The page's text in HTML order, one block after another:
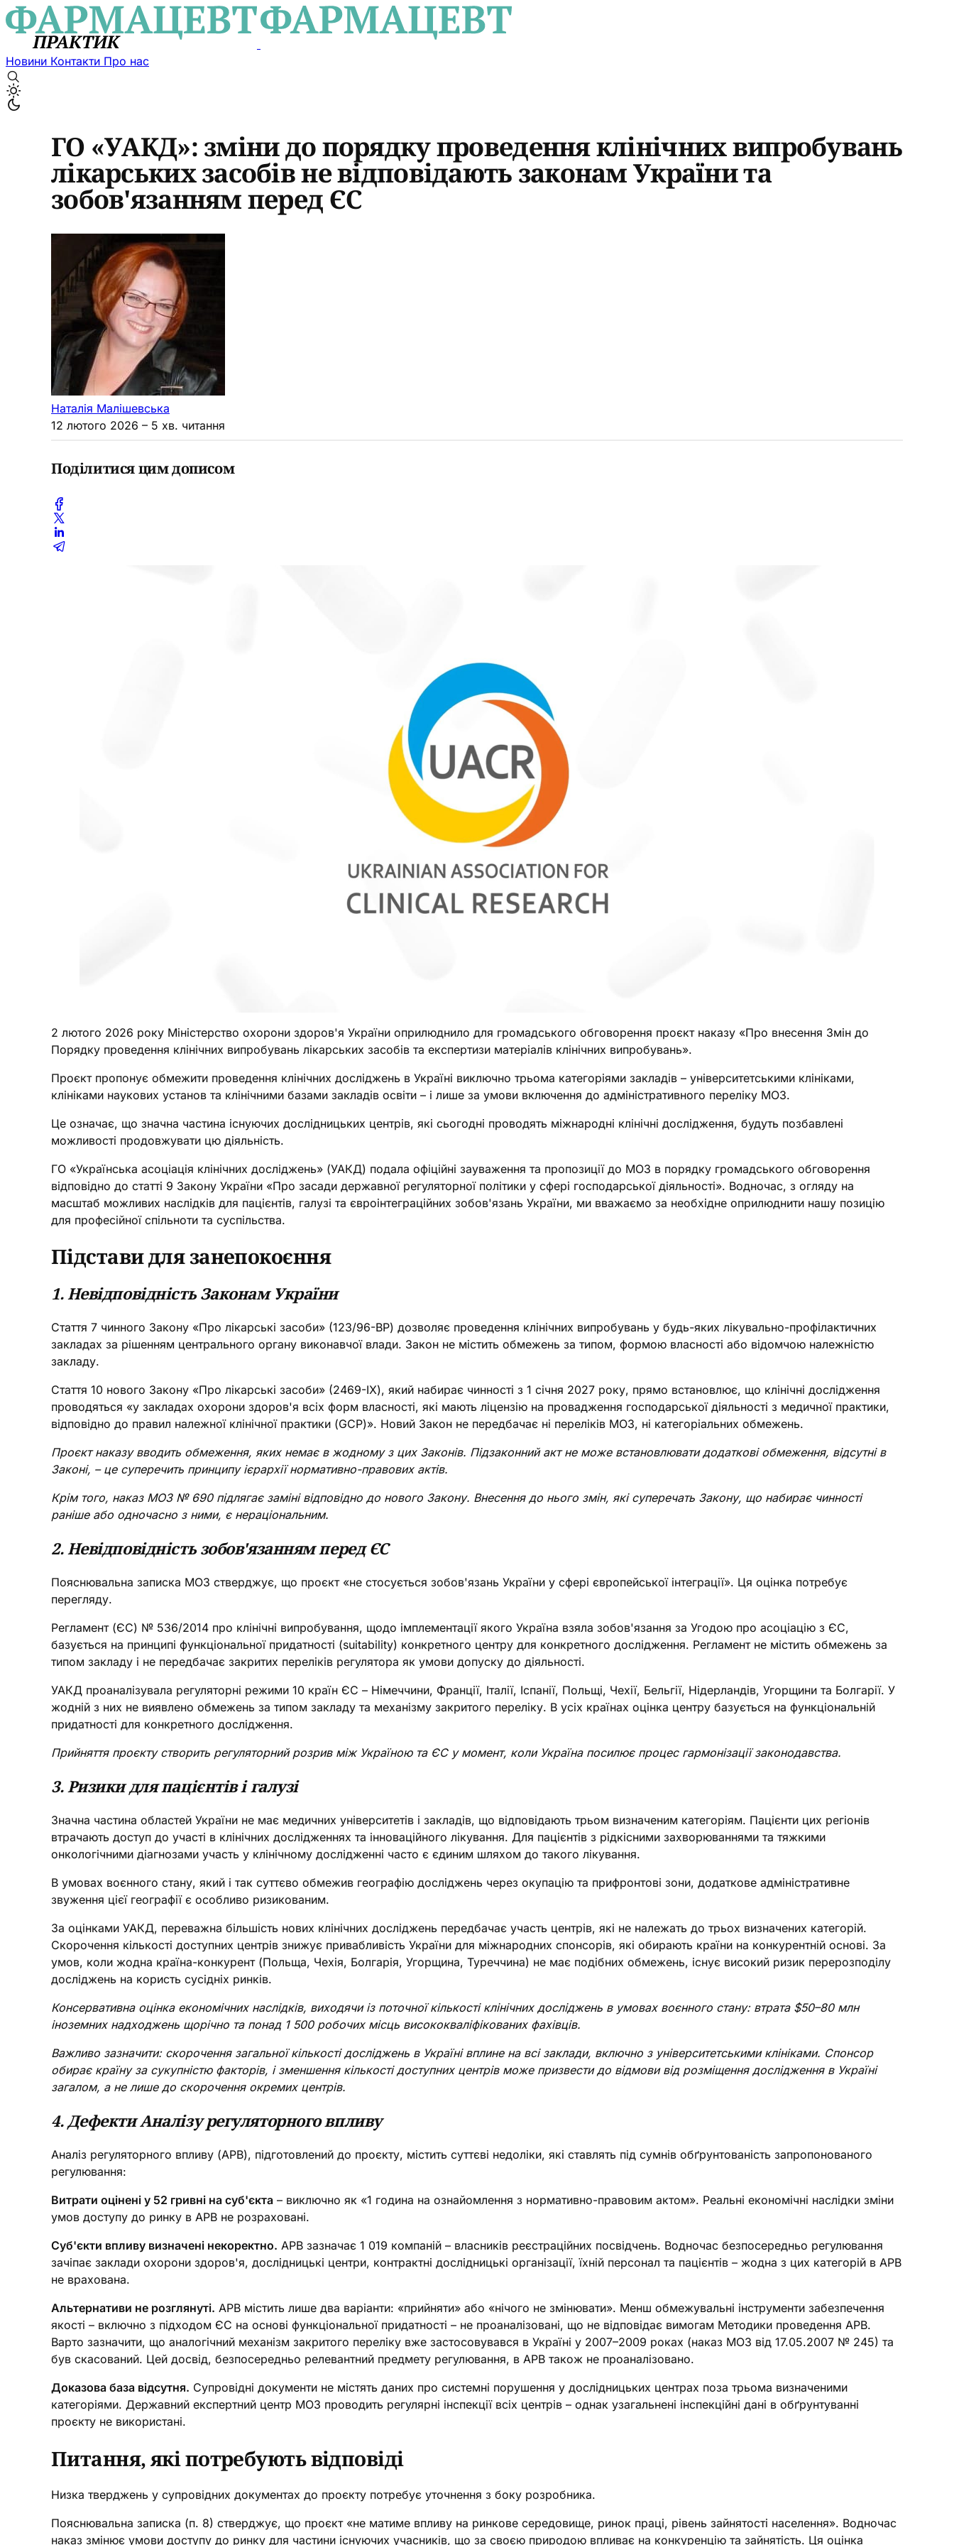
Новини Контакти Про нас
ГО «УАКД»: зміни до порядку проведення клінічних випробувань
лікарських засобів не відповідають законам України та
зобов'язанням перед ЄС
Наталія Малішевська
12 лютого 2026 – 5 хв. читання
Поділитися цим дописом
2 лютого 2026 року Міністерство охорони здоров'я України оприлюднило для громадського обговорення проєкт наказу «Про внесення Змін до
Порядку проведення клінічних випробувань лікарських засобів та експертизи матеріалів клінічних випробувань».
Проєкт пропонує обмежити проведення клінічних досліджень в Україні виключно трьома категоріями закладів – університетськими клініками,
клініками наукових установ та клінічними базами закладів освіти – і лише за умови включення до адміністративного переліку МОЗ.
Це означає, що значна частина існуючих дослідницьких центрів, які сьогодні проводять міжнародні клінічні дослідження, будуть позбавлені
можливості продовжувати цю діяльність.
ГО «Українська асоціація клінічних досліджень» (УАКД) подала офіційні зауваження та пропозиції до МОЗ в порядку громадського обговорення
відповідно до статті 9 Закону України «Про засади державної регуляторної політики у сфері господарської діяльності». Водночас, з огляду на
масштаб можливих наслідків для пацієнтів, галузі та євроінтеграційних зобов'язань України, ми вважаємо за необхідне оприлюднити нашу позицію
для професійної спільноти та суспільства.
Підстави для занепокоєння
1. Невідповідність Законам України
Стаття 7 чинного Закону «Про лікарські засоби» (123/96-ВР) дозволяє проведення клінічних випробувань у будь-яких лікувально-профілактичних
закладах за рішенням центрального органу виконавчої влади. Закон не містить обмежень за типом, формою власності або відомчою належністю
закладу.
Стаття 10 нового Закону «Про лікарські засоби» (2469-IX), який набирає чинності з 1 січня 2027 року, прямо встановлює, що клінічні дослідження
проводяться «у закладах охорони здоров'я всіх форм власності, які мають ліцензію на провадження господарської діяльності з медичної практики,
відповідно до правил належної клінічної практики (GCP)». Новий Закон не передбачає ні переліків МОЗ, ні категоріальних обмежень.
Проєкт наказу вводить обмеження, яких немає в жодному з цих Законів. Підзаконний акт не може встановлювати додаткові обмеження, відсутні в
Законі, – це суперечить принципу ієрархії нормативно-правових актів.
Крім того, наказ МОЗ № 690 підлягає заміні відповідно до нового Закону. Внесення до нього змін, які суперечать Закону, що набирає чинності
раніше або одночасно з ними, є нераціональним.
2. Невідповідність зобов'язанням перед ЄС
Пояснювальна записка МОЗ стверджує, що проєкт «не стосується зобов'язань України у сфері європейської інтеграції». Ця оцінка потребує
перегляду.
Регламент (ЄС) № 536/2014 про клінічні випробування, щодо імплементації якого Україна взяла зобов'язання за Угодою про асоціацію з ЄС,
базується на принципі функціональної придатності (suitability) конкретного центру для конкретного дослідження. Регламент не містить обмежень за
типом закладу і не передбачає закритих переліків регулятора як умови допуску до діяльності.
УАКД проаналізувала регуляторні режими 10 країн ЄС – Німеччини, Франції, Італії, Іспанії, Польщі, Чехії, Бельгії, Нідерландів, Угорщини та Болгарії. У
жодній з них не виявлено обмежень за типом закладу та механізму закритого переліку. В усіх країнах оцінка центру базується на функціональній
придатності для конкретного дослідження.
Прийняття проєкту створить регуляторний розрив між Україною та ЄС у момент, коли Україна посилює процес гармонізації законодавства.
3. Ризики для пацієнтів і галузі
Значна частина областей України не має медичних університетів і закладів, що відповідають трьом визначеним категоріям. Пацієнти цих регіонів
втрачають доступ до участі в клінічних дослідженнях та інноваційного лікування. Для пацієнтів з рідкісними захворюваннями та тяжкими
онкологічними діагнозами участь у клінічному дослідженні часто є єдиним шляхом до такого лікування.
В умовах воєнного стану, який і так суттєво обмежив географію досліджень через окупацію та прифронтові зони, додаткове адміністративне
звуження цієї географії є особливо ризикованим.
За оцінками УАКД, переважна більшість нових клінічних досліджень передбачає участь центрів, які не належать до трьох визначених категорій.
Скорочення кількості доступних центрів знижує привабливість України для міжнародних спонсорів, які обирають країни на конкурентній основі. За
умов, коли жодна країна-конкурент (Польща, Чехія, Болгарія, Угорщина, Туреччина) не має подібних обмежень, існує високий ризик перерозподілу
досліджень на користь сусідніх ринків.
Консервативна оцінка економічних наслідків, виходячи із поточної кількості клінічних досліджень в умовах воєнного стану: втрата $50–80 млн
іноземних надходжень щорічно та понад 1 500 робочих місць висококваліфікованих фахівців.
Важливо зазначити: скорочення загальної кількості досліджень в Україні вплине на всі заклади, включно з університетськими клініками. Спонсор
обирає країну за сукупністю факторів, і зменшення кількості доступних центрів може призвести до відмови від розміщення дослідження в Україні
загалом, а не лише до скорочення окремих центрів.
4. Дефекти Аналізу регуляторного впливу
Аналіз регуляторного впливу (АРВ), підготовлений до проєкту, містить суттєві недоліки, які ставлять під сумнів обґрунтованість запропонованого
регулювання:
Витрати оцінені у 52 гривні на суб'єкта – виключно як «1 година на ознайомлення з нормативно-правовим актом». Реальні економічні наслідки зміни
умов доступу до ринку в АРВ не розраховані.
Суб'єкти впливу визначені некоректно. АРВ зазначає 1 019 компаній – власників реєстраційних посвідчень. Водночас безпосередньо регулювання
зачіпає заклади охорони здоров'я, дослідницькі центри, контрактні дослідницькі організації, їхній персонал та пацієнтів – жодна з цих категорій в АРВ
не врахована.
Альтернативи не розглянуті. АРВ містить лише два варіанти: «прийняти» або «нічого не змінювати». Менш обмежувальні інструменти забезпечення
якості – включно з підходом ЄС на основі функціональної придатності – не проаналізовані, що не відповідає вимогам Методики проведення АРВ.
Варто зазначити, що аналогічний механізм закритого переліку вже застосовувався в Україні у 2007–2009 роках (наказ МОЗ від 17.05.2007 № 245) та
був скасований. Цей досвід, безпосередньо релевантний предмету регулювання, в АРВ також не проаналізовано.
Доказова база відсутня. Супровідні документи не містять даних про системні порушення у дослідницьких центрах поза трьома визначеними
категоріями. Державний експертний центр МОЗ проводить регулярні інспекції всіх центрів – однак узагальнені інспекційні дані в обґрунтуванні
проєкту не використані.
Питання, які потребують відповіді
Низка тверджень у супровідних документах до проєкту потребує уточнення з боку розробника.
Пояснювальна записка (п. 8) стверджує, що проєкт «не матиме впливу на ринкове середовище, ринок праці, рівень зайнятості населення». Водночас
наказ змінює умови доступу до ринку для частини існуючих учасників, що за своєю природою впливає на конкуренцію та зайнятість. Ця оцінка